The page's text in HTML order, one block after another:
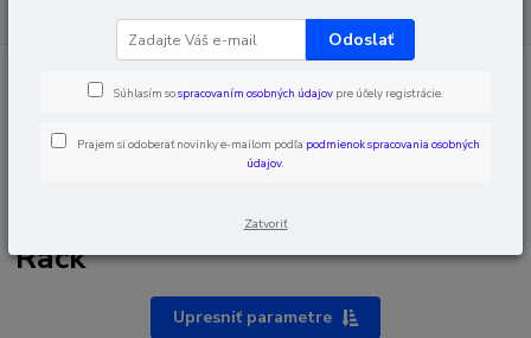
Napájacie distribútory s panelmi
Rack
Upresniť parametre
Odoslať
Súhlasím sospracovaním osobných údajov pre účely registrácie.
Prajem si odoberať novinky e-mailom podľa podmienok spracovania osobných
údajov.
Zatvoriť